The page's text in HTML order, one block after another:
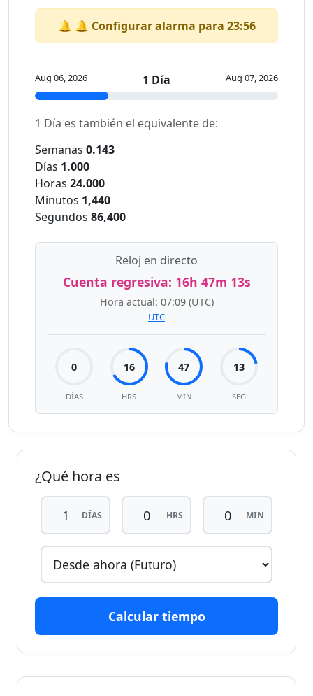
🔔 🔔 Configurar alarma para 23:56
Aug 06, 2026 1 Día Aug 07, 2026
1 Día es también el equivalente de:
Semanas 0.143
Días 1.000
Horas 24.000
Minutos 1,440
Segundos 86,400
Reloj en directo
Cuenta regresiva: 16h 47m 12s
Hora actual: 07:09 (UTC)
UTC
0
DÍAS
16
HRS
47
MIN
12
SEG
¿Qué hora es
DÍAS HRS MIN
Calcular tiempo